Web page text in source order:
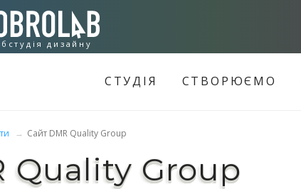
дизайну
СТУДІЯ СТВОРЮЄМО
Сайт DMR Quality Group
Quality Group